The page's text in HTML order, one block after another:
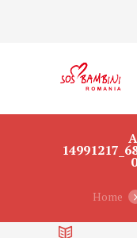
Home